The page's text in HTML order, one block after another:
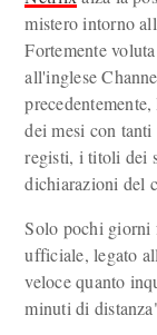
mistero intorno
Fortemente
all'inglese
dei mesi con
registi, i titoli dei
dichiarazioni del
Solo pochi
ufficiale, legato
veloce quanto
minuti di